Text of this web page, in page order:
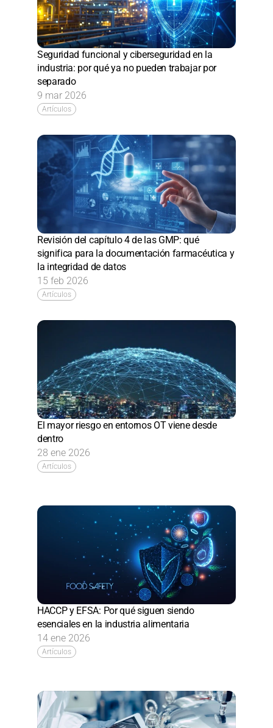
Seguridad funcional y ciberseguridad en la
industria: por qué ya no pueden trabajar por
separado
9 mar 2026
Artículos
Revisión del capítulo 4 de las GMP: qué
significa para la documentación farmacéutica y
la integridad de datos
15 feb 2026
Artículos
El mayor riesgo en entornos OT viene desde
dentro
28 ene 2026
Artículos
HACCP y EFSA: Por qué siguen siendo
esenciales en la industria alimentaria
14 ene 2026
Artículos